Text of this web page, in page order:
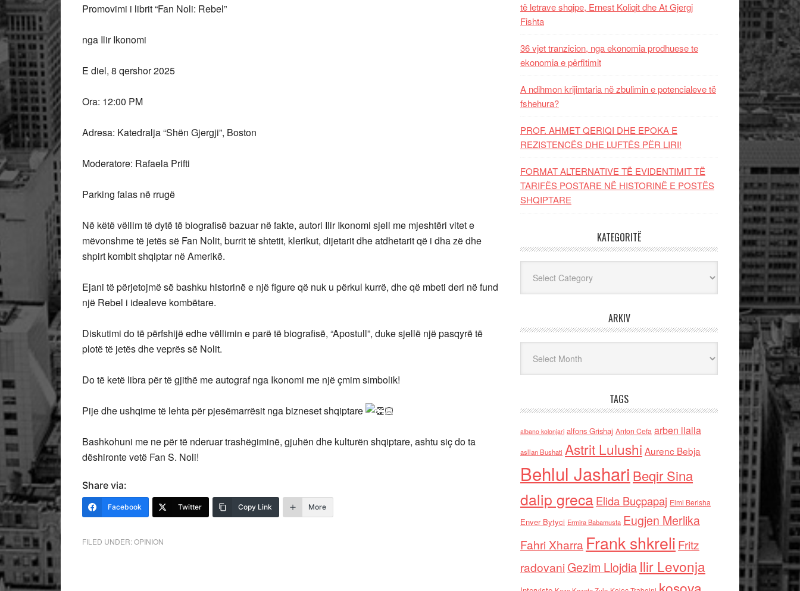
Promovimi i librit “Fan Noli: Rebel”
nga Ilir Ikonomi
E diel, 8 qershor 2025
Ora: 12:00 PM
Adresa: Katedralja “Shën Gjergji”, Boston
Moderatore: Rafaela Prifti
Parking falas në rrugë
Në këtë vëllim të dytë të biografisë bazuar në fakte, autori Ilir Ikonomi sjell me mjeshtëri vitet e
mëvonshme të jetës së Fan Nolit, burrit të shtetit, klerikut, dijetarit dhe atdhetarit që i dha zë dhe
shpirt kombit shqiptar në Amerikë.
Ejani të përjetojmë së bashku historinë e një figure që nuk u përkul kurrë, dhe që mbeti deri në fund
një Rebel i idealeve kombëtare.
Diskutimi do të përfshijë edhe vëllimin e parë të biografisë, “Apostull”, duke sjellë një pasqyrë të
plotë të jetës dhe veprës së Nolit.
Do të ketë libra për të gjithë me autograf nga Ikonomi me një çmim simbolik!
Pije dhe ushqime të lehta për pjesëmarrësit nga bizneset shqiptare
Bashkohuni me ne për të nderuar trashëgiminë, gjuhën dhe kulturën shqiptare, ashtu siç do ta
dëshironte vetë Fan S. Noli!
Share via:
Facebook Twitter Copy Link More
FILED UNDER:OPINION
të letrave shqipe, Ernest Koliqit dhe At Gjergj
Fishta
36 vjet tranzicion, nga ekonomia prodhuese te
ekonomia e përfitimit
A ndihmon krijimtaria në zbulimin e potencialeve të
fshehura?
PROF. AHMET QERIQI DHE EPOKA E
REZISTENCЁS DHE LUFTЁS PЁR LIRI!
FORMAT ALTERNATIVE TË EVIDENTIMIT TË
TARIFËS POSTARE NË HISTORINË E POSTËS
SHQIPTARE
KATEGORITË
ARKIV
TAGS
albano kolonjari alfons Grishaj Anton Cefa arben llalla
asllan Bushati Astrit Lulushi Aurenc Bebja
Behlul Jashari Beqir Sina
dalip grecaElida Buçpapaj Elmi Berisha
Enver Bytyci Ermira Babamusta Eugjen Merlika
Fahri Xharra Frank shkreli Fritz
radovaniGezim Llojdia Ilir Levonja